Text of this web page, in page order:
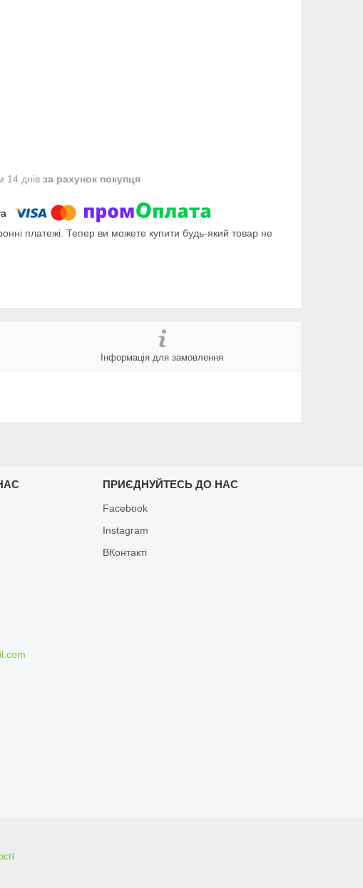
14 днів за рахунок покупця
платежі. Тепер ви можете купити будь-який товар не
Інформація для замовлення
ПРИЄДНУЙТЕСЬ ДО НАС
Facebook
Instagram
ВКонтакті